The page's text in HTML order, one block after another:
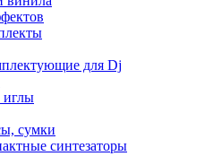
для Dj
иглы
сумки
синтезаторы